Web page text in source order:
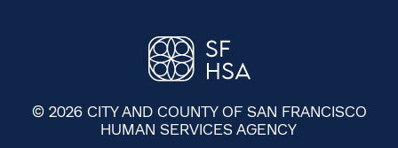
© 2026 CITY AND COUNTY OF SAN FRANCISCO
HUMAN SERVICES AGENCY